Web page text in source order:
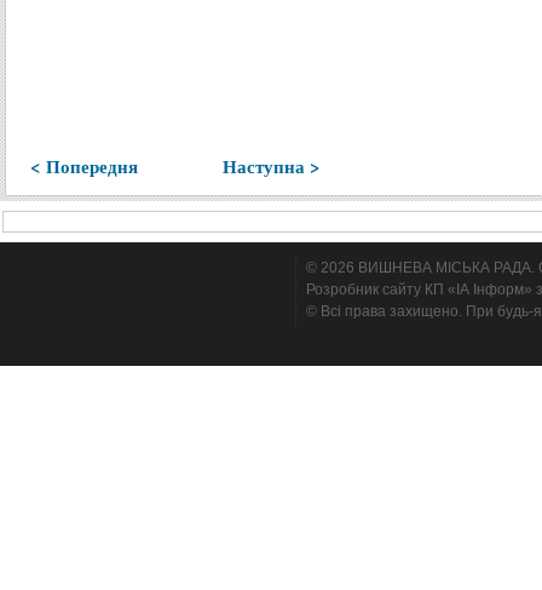
< Попередня Наступна >
© 2026 ВИШНЕВА МІСЬКА РАДА.
Розробник сайту КП «ІА Інформ»
© Всі права захищено. При будь-